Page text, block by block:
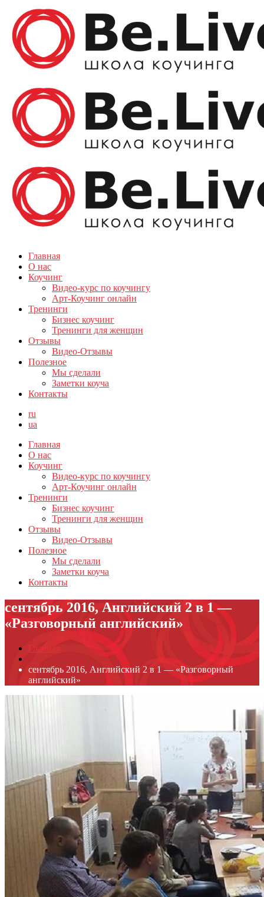
Главная
О нас
Коучинг
Видео-курс по коучингу
Арт-Коучинг онлайн
Тренинги
Бизнес коучинг
Тренинги для женщин
Отзывы
Видео-Отзывы
Полезное
Мы сделали
Заметки коуча
Контакты
ru
ua
Главная
О нас
Коучинг
Видео-курс по коучингу
Арт-Коучинг онлайн
Тренинги
Бизнес коучинг
Тренинги для женщин
Отзывы
Видео-Отзывы
Полезное
Мы сделали
Заметки коуча
Контакты
сентябрь 2016, Английский 2 в 1 —
«Разговорный английский»
Главная
сентябрь 2016, Английский 2 в 1 — «Разговорный
английский»